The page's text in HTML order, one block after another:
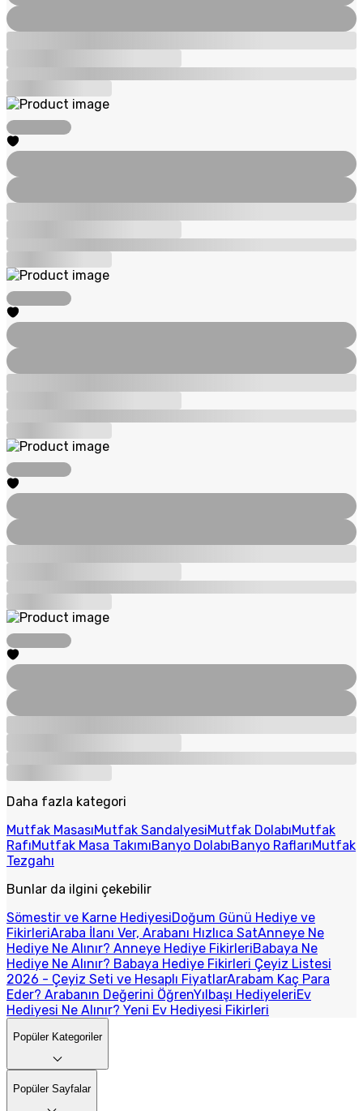
Daha fazla kategori
Mutfak MasasıMutfak SandalyesiMutfak DolabıMutfak
RafıMutfak Masa TakımıBanyo DolabıBanyo RaflarıMutfak
Tezgahı
Bunlar da ilgini çekebilir
Sömestir ve Karne HediyesiDoğum Günü Hediye ve
FikirleriAraba İlanı Ver, Arabanı Hızlıca SatAnneye Ne
Hediye Ne Alınır? Anneye Hediye FikirleriBabaya Ne
Hediye Ne Alınır? Babaya Hediye Fikirleri Çeyiz Listesi
2026 - Çeyiz Seti ve Hesaplı FiyatlarArabam Kaç Para
Eder? Arabanın Değerini ÖğrenYılbaşı HediyeleriEv
Hediyesi Ne Alınır? Yeni Ev Hediyesi Fikirleri
Popüler Kategoriler
Popüler Sayfalar